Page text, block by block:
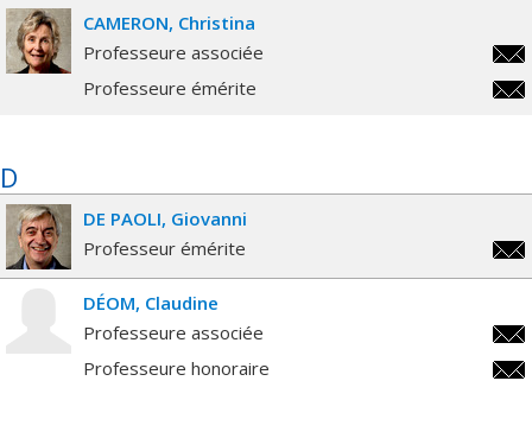
CAMERON Christina
Professeure associée
Professeure émérite
D
DE PAOLI Giovanni
Professeur émérite
DÉOM Claudine
Professeure associée
Professeure honoraire